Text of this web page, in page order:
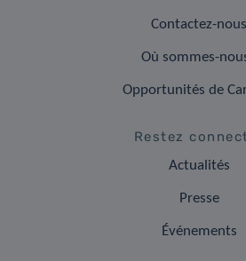
Contactez-nous
Où sommes-
Opportunités de
Restez
Actualités
Presse
Événements